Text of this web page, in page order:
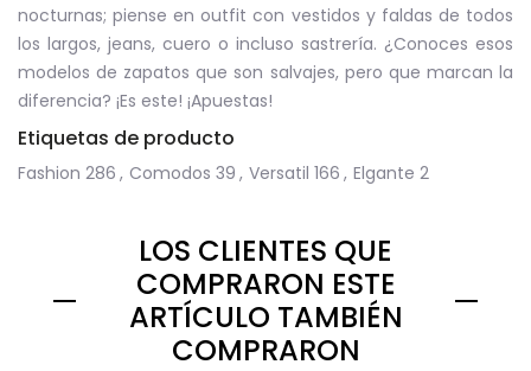
nocturnas; piense en outfit con vestidos y faldas de todos
los largos, jeans, cuero o incluso sastrería. ¿Conoces esos
modelos de zapatos que son salvajes, pero que marcan la
diferencia? ¡Es este! ¡Apuestas!
Etiquetas de producto
Fashion 286 , Comodos 39 , Versatil 166 , Elgante 2
LOS CLIENTES QUE
COMPRARON ESTE
ARTÍCULO TAMBIÉN
COMPRARON